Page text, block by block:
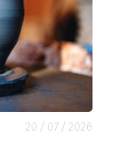
20 / 07 / 2026